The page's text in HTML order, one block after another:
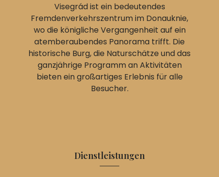
Visegrád ist ein bedeutendes
Fremdenverkehrszentrum im Donauknie,
wo die königliche Vergangenheit auf ein
atemberaubendes Panorama trifft. Die
historische Burg, die Naturschätze und das
ganzjährige Programm an Aktivitäten
bieten ein großartiges Erlebnis für alle
Besucher.
Dienstleistungen